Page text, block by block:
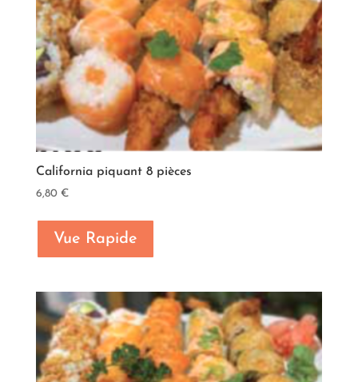
California piquant 8 pièces
6,80 €
Vue Rapide